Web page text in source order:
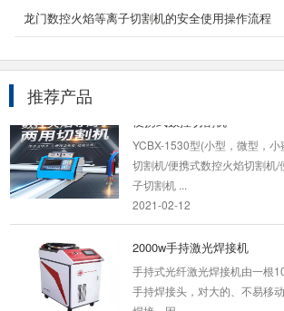
龙门数控火焰等离子切割机的安全使用操作流程
推荐产品
产品名称：YCBX-1530便携式
便携式数控等离子切割机是大
2020-06-05
YCBX-1530型(小型，微型，
切割机/便携式数控火焰切割机
子切割机 ...
2021-02-12
2000w手持激光焊接机
手持式光纤激光焊接机由一根
手持焊接头，对大的、不易移
焊接，因...